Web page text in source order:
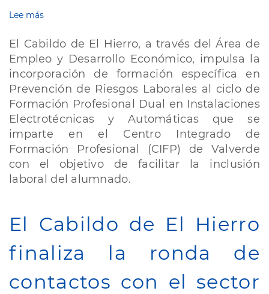
Lee más
Hierro
incorpora
dos
cursos
de
prevención
en
riesgos
laborales
a
la
Formación
Profesional
El Cabildo de El Hierro, a través del Área de
Empleo y Desarrollo Económico, impulsa la
incorporación de formación específica en
Prevención de Riesgos Laborales al ciclo de
Formación Profesional Dual en Instalaciones
Electrotécnicas y Automáticas que se
imparte en el Centro Integrado de
Formación Profesional (CIFP) de Valverde
con el objetivo de facilitar la inclusión
laboral del alumnado.
El Cabildo de El Hierro
finaliza la ronda de
contactos con el sector